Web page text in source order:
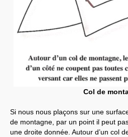
Col de
Si nous nous plaçons sur une
de montagne, par un point il peut
une droite donnée. Autour d’un col